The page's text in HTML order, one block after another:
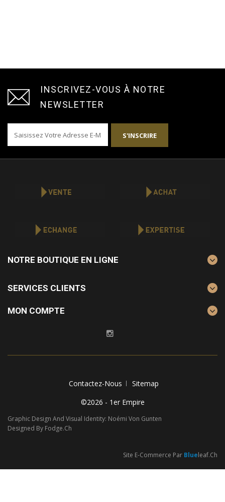
INSCRIVEZ-VOUS À NOTRE
NEWSLETTER
S'INSCRIRE
NOTRE BOUTIQUE EN LIGNE
SERVICES CLIENTS
MON COMPTE
Contactez-Nous
Sitemap
©2026 - 1er Empire
Graphic Design And Visual Identity: Noémi Von Gunten
Designed By Fodge.ch
Site E-Commerce Par BlueLeaf.ch